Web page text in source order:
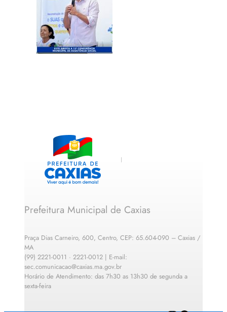
Prefeitura Municipal de Caxias
Praça Dias Carneiro, 600, Centro, CEP: 65.604-090 – Caxias /
MA
(99) 2221-0011 · 2221-0012 | E-mail:
sec.comunicacao@caxias.ma.gov.br
Horário de Atendimento: das 7h30 as 13h30 de segunda a
sexta-feira